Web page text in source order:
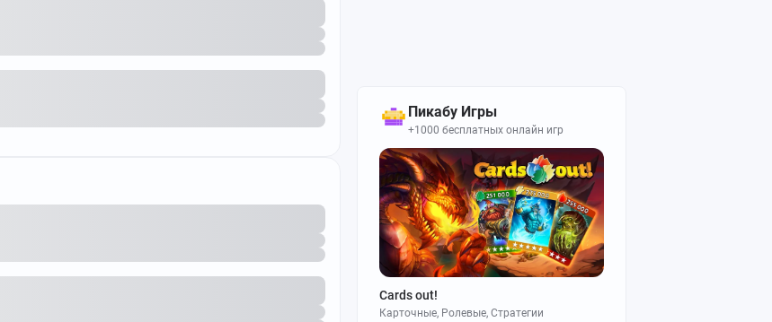
Пикабу Игры
+1000 бесплатных онлайн игр
Cards out!
Карточные, Ролевые, Стратегии